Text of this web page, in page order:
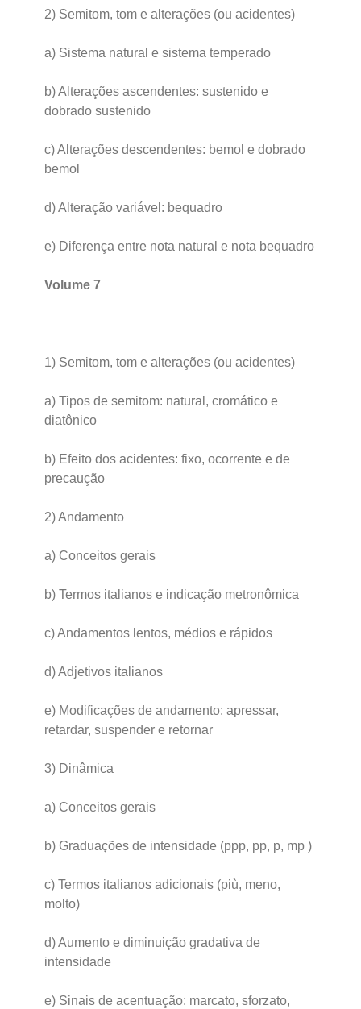
2) Semitom, tom e alterações (ou acidentes)
a) Sistema natural e sistema temperado
b) Alterações ascendentes: sustenido e
dobrado sustenido
c) Alterações descendentes: bemol e dobrado
bemol
d) Alteração variável: bequadro
e) Diferença entre nota natural e nota bequadro
Volume 7
1) Semitom, tom e alterações (ou acidentes)
a) Tipos de semitom: natural, cromático e
diatônico
b) Efeito dos acidentes: fixo, ocorrente e de
precaução
2) Andamento
a) Conceitos gerais
b) Termos italianos e indicação metronômica
c) Andamentos lentos, médios e rápidos
d) Adjetivos italianos
e) Modificações de andamento: apressar,
retardar, suspender e retornar
3) Dinâmica
a) Conceitos gerais
b) Graduações de intensidade (ppp, pp, p, mp )
c) Termos italianos adicionais (più, meno,
molto)
d) Aumento e diminuição gradativa de
intensidade
e) Sinais de acentuação: marcato, sforzato,